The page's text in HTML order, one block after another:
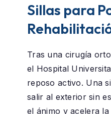
Sillas para
Tras una cirugía
el Hospital
reposo activo. Una
salir al exterior sin
el ánimo y acelera